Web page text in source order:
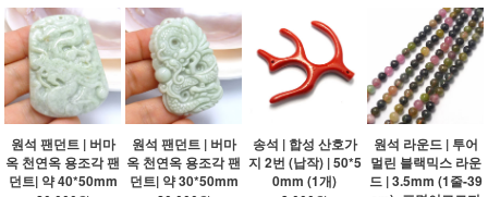
원석 팬던트 | 버마
옥 천연옥 용조각 팬
던트| 약 40*50mm
원석 팬던트 | 버마
옥 천연옥 용조각 팬
던트| 약 30*50mm
송석 | 합성 산호가
지 2번 (납작) | 50*5
0mm (1개)
원석 라운드 | 투어
멀린 블랙믹스 라운
드 | 3.5mm (1줄-39